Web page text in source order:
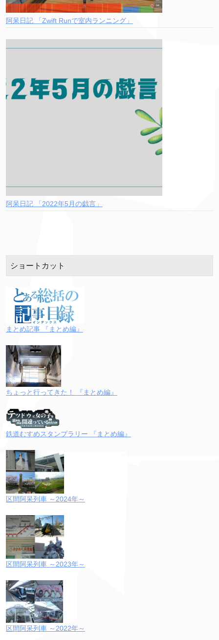
阿呆日記 「Zwift Runで室内ランニング」
阿呆日記 「2022年5月の戯言」
ショートカット
まとめ記事 『まとめ編』
ちょっと行ってきた！ 『まとめ編』
鉄道むすめスタンプラリー 『まとめ編』
区間阿呆列車 ～2024年～
区間阿呆列車 ～2023年～
区間阿呆列車 ～2022年～